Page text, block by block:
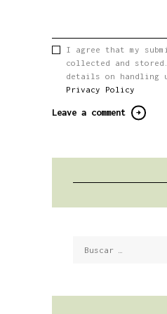
I agree that my
collected and
details on handling
Privacy Policy